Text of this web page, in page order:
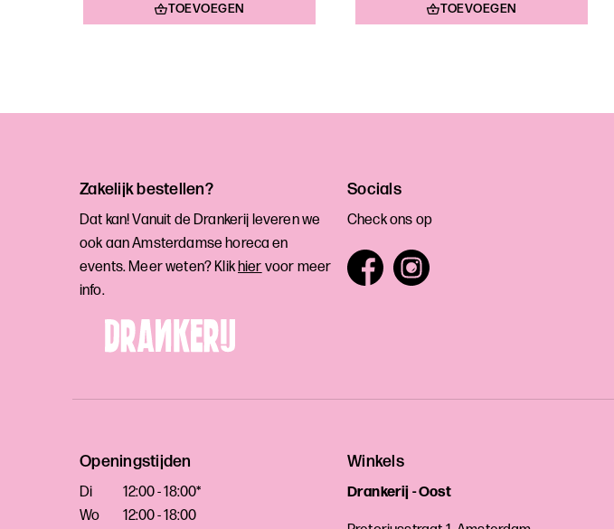
TOEVOEGEN TOEVOEGEN
Zakelijk bestellen?
Dat kan! Vanuit de Drankerij leveren we
ook aan Amsterdamse horeca en
events. Meer weten? Klikhier voor meer
info.
Socials
Check ons op
Openingstijden
Di
12:00 - 18:00*
Wo
12:00 - 18:00
Winkels
Drankerij - Oost